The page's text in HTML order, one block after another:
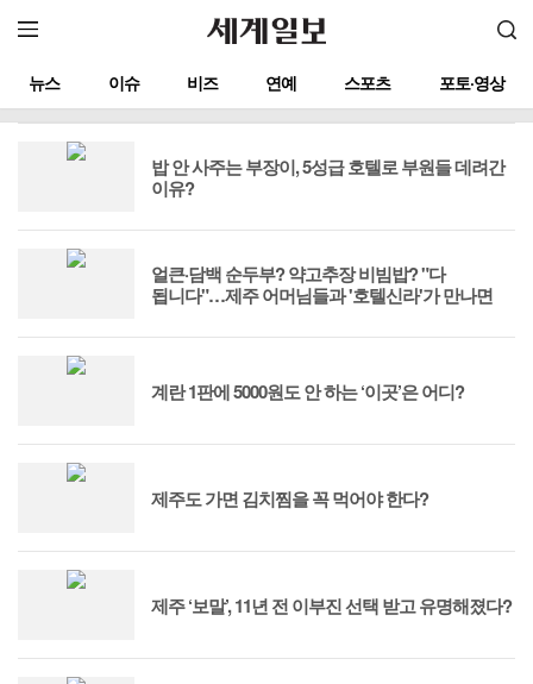
뉴스 이슈 비즈 연예 스포츠 포토·영상
밥 안 사주는 부장이, 5성급 호텔로 부원들 데려간
이유?
얼큰·담백 순두부? 약고추장 비빔밥? "다
됩니다"…제주 어머님들과 '호텔신라'가 만나면
계란 1판에 5000원도 안 하는 ‘이곳’은 어디?
제주도 가면 김치찜을 꼭 먹어야 한다?
제주 ‘보말’, 11년 전 이부진 선택 받고 유명해졌다?